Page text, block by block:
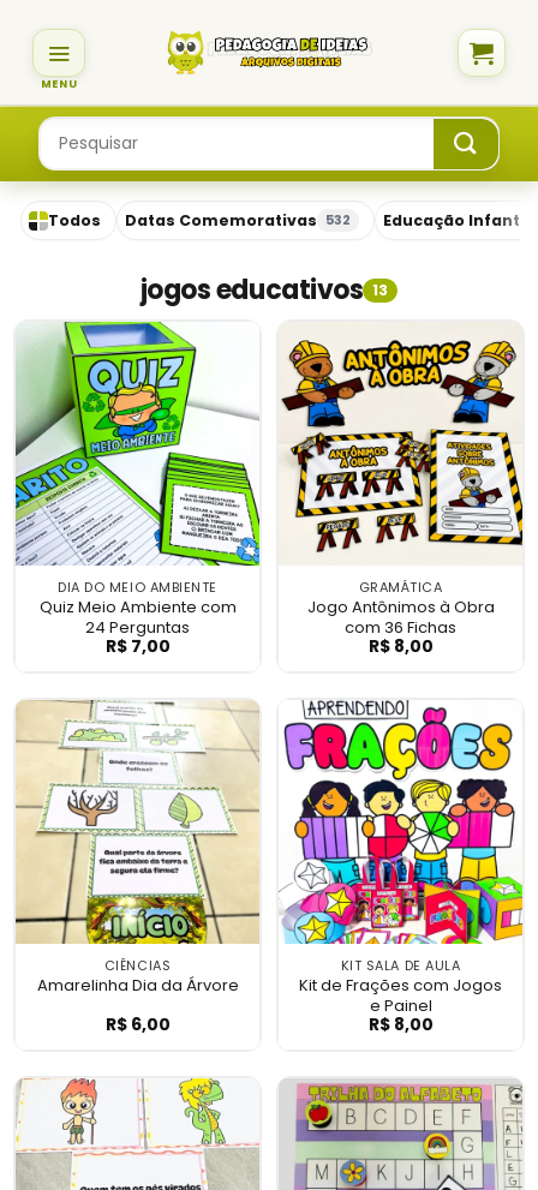
content
Pesquisar
por:
Todos Datas Comemorativas 532 Educação Infantil
jogos educativos 13
DIA DO MEIO AMBIENTE
Quiz Meio Ambiente com
24 Perguntas
Quiz Meio Ambiente com 24 Perguntas
R$7,00
GRAMÁTICA
Jogo Antônimos à Obra
com 36 Fichas
Jogo
R$8,00
CIÊNCIAS
Amarelinha Dia da Árvore
Amarelinha Dia da Árvore
R$6,00
KIT SALA DE AULA
Kit de Frações com Jogos
e Painel
Kit de Frações
R$8,00